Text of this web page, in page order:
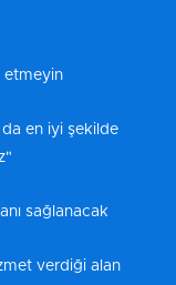
etmeyin
en iyi şekilde
sağlanacak
verdiği alan